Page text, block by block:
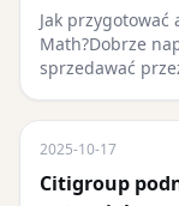
Jak przygotować
Math?Dobrze
sprzedawać
2025-10-17
Citigroup